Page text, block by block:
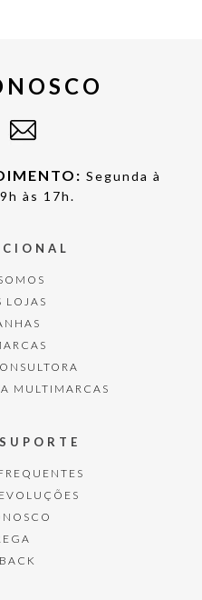
Segunda à
às 17h.
LOJAS
MULTIMARCAS